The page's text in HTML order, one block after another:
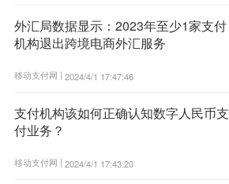
外汇局数据显示：2023年至少1家支付
机构退出跨境电商外汇服务
移动支付网 | 2024/4/1 17:47:46
支付机构该如何正确认知数字人民币支
付业务？
移动支付网 | 2024/4/1 17:43:20